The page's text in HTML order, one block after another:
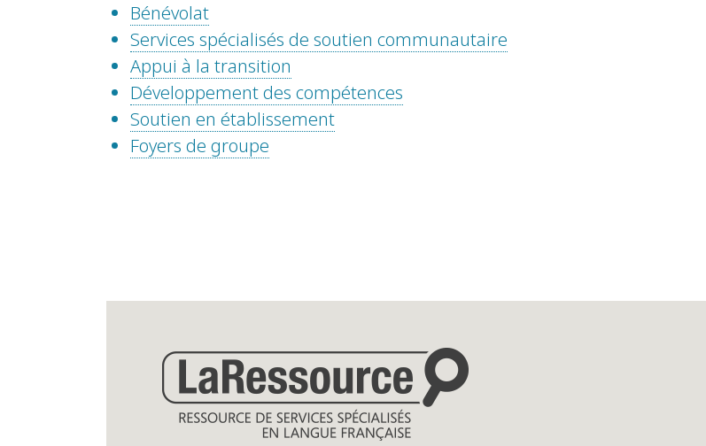
Bénévolat
Services spécialisés de soutien communautaire
Appui à la transition
Développement des compétences
Soutien en établissement
Foyers de groupe